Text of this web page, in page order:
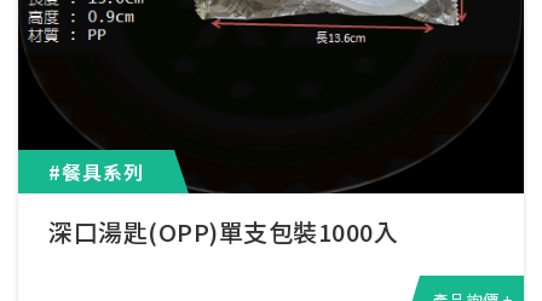
#餐具系列
深口湯匙(OPP)單支包裝1000入